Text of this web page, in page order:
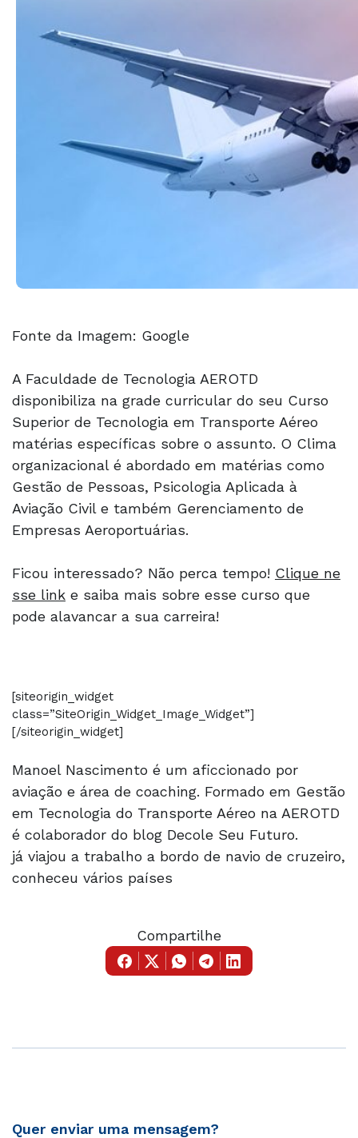
Fonte da Imagem: Google
A Faculdade de Tecnologia AEROTD
disponibiliza na grade curricular do seu Curso
Superior de Tecnologia em Transporte Aéreo
matérias específicas sobre o assunto. O Clima
organizacional é abordado em matérias como
Gestão de Pessoas, Psicologia Aplicada à
Aviação Civil e também Gerenciamento de
Empresas Aeroportuárias.
Ficou interessado? Não perca tempo! Clique ne
sse link e saiba mais sobre esse curso que
pode alavancar a sua carreira!
[siteorigin_widget
class=”SiteOrigin_Widget_Image_Widget”]
[/siteorigin_widget]
Manoel Nascimento é um aficcionado por
aviação e área de coaching. Formado em Gestão
em Tecnologia do Transporte Aéreo na AEROTD
é colaborador do blog Decole Seu Futuro.
já viajou a trabalho a bordo de navio de cruzeiro,
conheceu vários países
Compartilhe
Quer enviar uma mensagem?